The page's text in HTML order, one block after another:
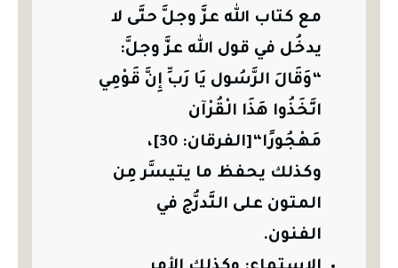
مع كتاب الله عزَّ وجلَّ حتَّى لا
يدخُل في قول الله عزَّ وجلَّ:
“وَقَالَ الرَّسُول يَا رَبِّ إِنَّ قَوْمِي
اتَّخَذُوا هَذَا الْقُرْآن
مَهْجُورًا“[الفرقان: 30]،
وكذلك يحفظ ما يتيسَّر مِن
المتون على التَّدرُّج في
الفنون.